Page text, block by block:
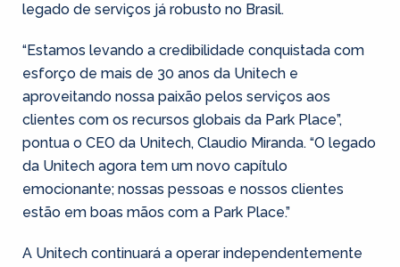
legado de serviços já robusto no Brasil.
“Estamos levando a credibilidade conquistada com
esforço de mais de 30 anos da Unitech e
aproveitando nossa paixão pelos serviços aos
clientes com os recursos globais da Park Place”,
pontua o CEO da Unitech, Claudio Miranda. “O legado
da Unitech agora tem um novo capítulo
emocionante; nossas pessoas e nossos clientes
estão em boas mãos com a Park Place.”
A Unitech continuará a operar independentemente